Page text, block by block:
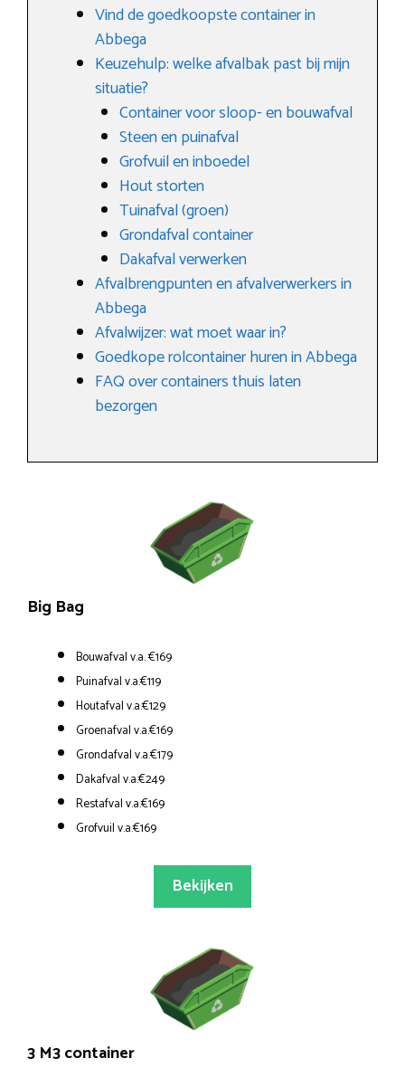
Vind de goedkoopste container in
Abbega
Keuzehulp: welke afvalbak past bij mijn
situatie?
Container voor sloop- en bouwafval
Steen en puinafval
Grofvuil en inboedel
Hout storten
Tuinafval (groen)
Grondafval container
Dakafval verwerken
Afvalbrengpunten en afvalverwerkers in
Abbega
Afvalwijzer: wat moet waar in?
Goedkope rolcontainer huren in Abbega
FAQ over containers thuis laten
bezorgen
Big Bag
Bouwafval v.a. €169
Puinafval v.a.€119
Houtafval v.a.€129
Groenafval v.a.€169
Grondafval v.a.€179
Dakafval v.a.€249
Restafval v.a.€169
Grofvuil v.a.€169
Bekijken
3 M3 container